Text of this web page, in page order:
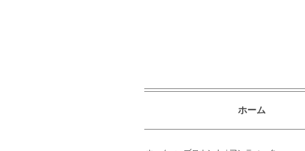
ホーム